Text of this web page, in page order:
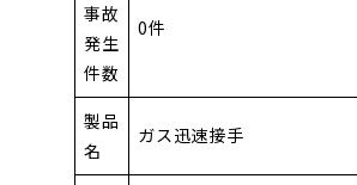
事故
発生
件数
0件
製品
名
ガス迅速接手